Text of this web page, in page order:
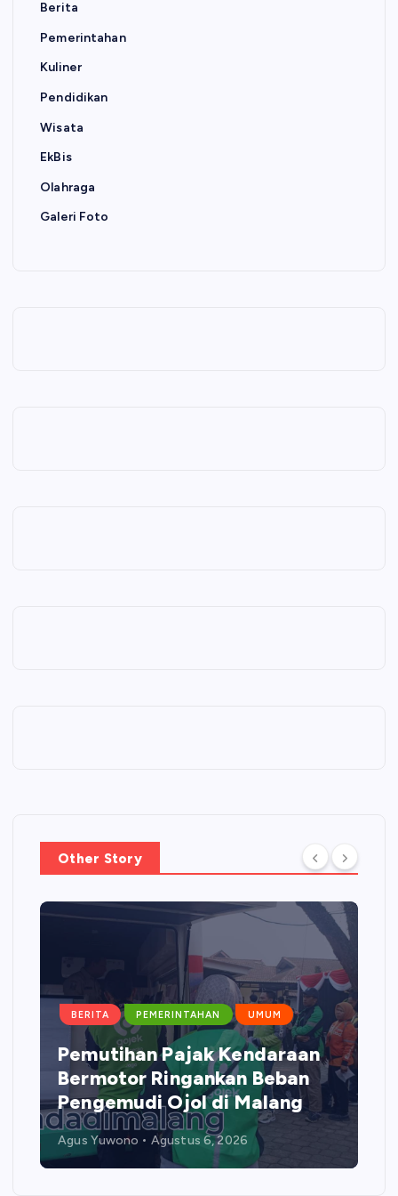
Berita
Pemerintahan
Kuliner
Pendidikan
Wisata
EkBis
Olahraga
Galeri Foto
Other Story
BERITA PEMERINTAHAN UMUM
Pemutihan Pajak Kendaraan
Bermotor Ringankan Beban
Pengemudi Ojol di Malang
Agus Yuwono Agustus 6, 2026